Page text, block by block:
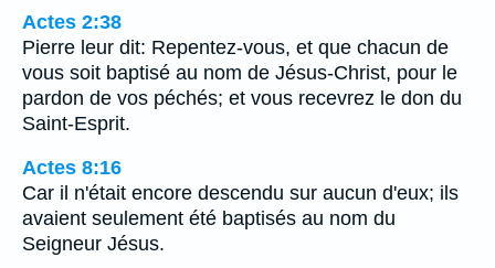
Actes 2:38
Pierre leur dit: Repentez-vous, et que chacun de
vous soit baptisé au nom de Jésus-Christ, pour le
pardon de vos péchés; et vous recevrez le don du
Saint-Esprit.
Actes 8:16
Car il n'était encore descendu sur aucun d'eux; ils
avaient seulement été baptisés au nom du
Seigneur Jésus.